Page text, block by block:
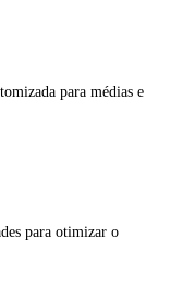
para médias e
para otimizar o